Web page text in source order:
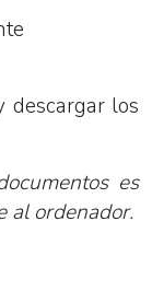
descargar los
es
al ordenador.